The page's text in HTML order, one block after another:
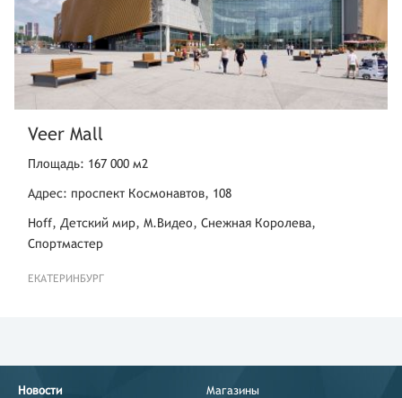
Veer Mall
Площадь: 167 000 м2
Адрес: проспект Космонавтов, 108
Hoff, Детский мир, М.Видео, Снежная Королева,
Спортмастер
ЕКАТЕРИНБУРГ
Новости
Магазины